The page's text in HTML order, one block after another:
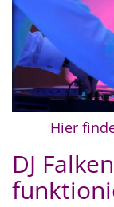
Hier
DJ